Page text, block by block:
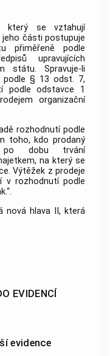
který se vztahují
jeho části postupuje
přiměřeně podle
upravujících
státu. Spravuje-li
podle § 13 odst. 7,
podle odstavce 1
organizační
rozhodnutí podle
toho, kdo prodaný
dobu trvání
na který se
Výtěžek z prodeje
v rozhodnutí podle
nová hlava II, která
EVIDENCÍ
evidence